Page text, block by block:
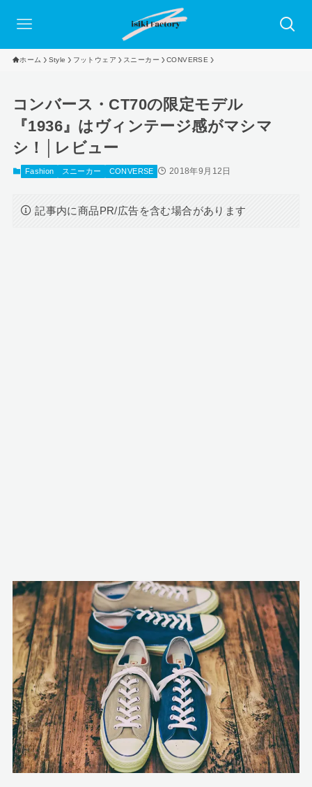
ホーム Style フットウェア スニーカー CONVERSE
コンバース・CT70の限定モデル
『1936』はヴィンテージ感がマシマ
シ！│レビュー
Fashion スニーカー CONVERSE 2018年9月12日
記事内に商品PR/広告を含む場合があります